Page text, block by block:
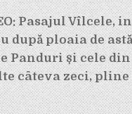
Pasajul Vîlcele,
după ploaia de
Panduri și cele din
câteva zeci, pline